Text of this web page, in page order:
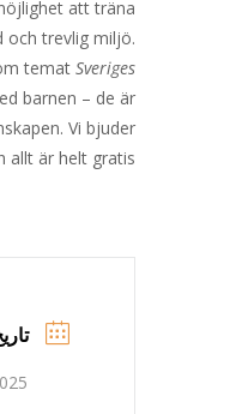
att träna
och trevlig miljö.
temat Sveriges
barnen – de är
Vi bjuder
allt är helt gratis!
2025